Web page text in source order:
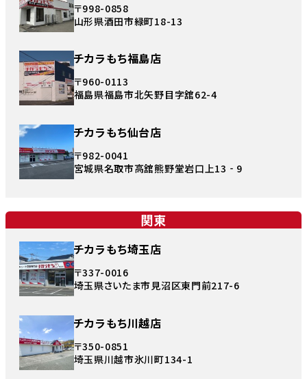
〒998-0858
山形県酒田市緑町18-13
チカラもち福島店
〒960-0113
福島県福島市北矢野目字舘62-4
チカラもち仙台店
〒982-0041
宮城県名取市高舘熊野堂岩口上13‐9
関東
チカラもち埼玉店
〒337-0016
埼玉県さいたま市見沼区東門前217-6
チカラもち川越店
〒350-0851
埼玉県川越市氷川町134-1